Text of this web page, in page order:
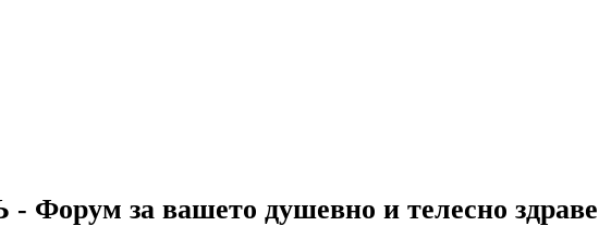
Форум за вашето душевно и телесно здраве